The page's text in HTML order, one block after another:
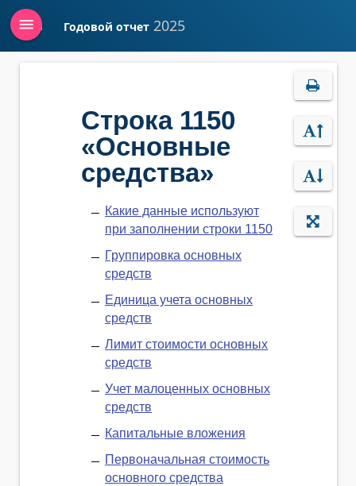
Войти Годовой отчет 2025
menu
Строка 1150
«Основные
средства»
Какие данные используют
при заполнении строки 1150
Группировка основных
средств
Единица учета основных
средств
Лимит стоимости основных
средств
Учет малоценных основных
средств
Капитальные вложения
Первоначальная стоимость
основного средства